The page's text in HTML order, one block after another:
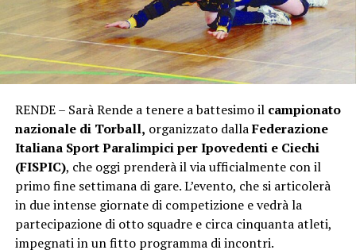
RENDE – Sarà Rende a tenere a battesimo il campionato
nazionale di Torball, organizzato dallaFederazione
Italiana Sport Paralimpici per Ipovedenti e Ciechi
(FISPIC), che oggi prenderà il via ufficialmente con il
primo fine settimana di gare. L’evento, che si articolerà
in due intense giornate di competizione e vedrà la
partecipazione di otto squadre e circa cinquanta atleti,
impegnati in un fitto programma di incontri.